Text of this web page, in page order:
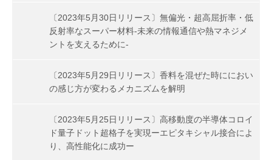
〔2023年5月30日リリース〕無偏光・超高屈折率・低
反射率なスーパー材料-未来の情報通信や熱マネジメ
ントを支えるために-
〔2023年5月29日リリース〕香料を混ぜた時ににおい
の感じ方が変わるメカニズムを解明
〔2023年5月25日リリース〕高移動度の半導体コロイ
ド量子ドット超格子を実現ーエピタキシャル接合によ
り、高性能化に成功ー